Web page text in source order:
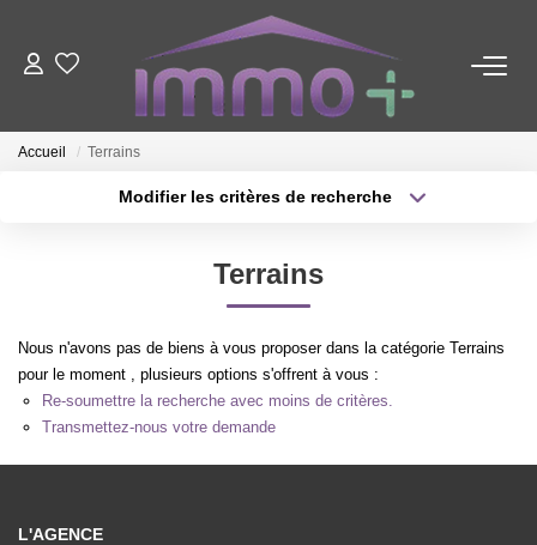
ACHETER
LOUER
FAIRE GÉRER
NOTRE AGENCE
Nous Contacter
Accueil Terrains
Modifier les critères de recherche
Budget max Plus de critères
Terrains
Nous n'avons pas de biens à vous proposer dans la catégorie Terrains
pour le moment , plusieurs options s'offrent à vous :
Re-soumettre la recherche avec moins de critères.
Transmettez-nous votre demande
L'AGENCE